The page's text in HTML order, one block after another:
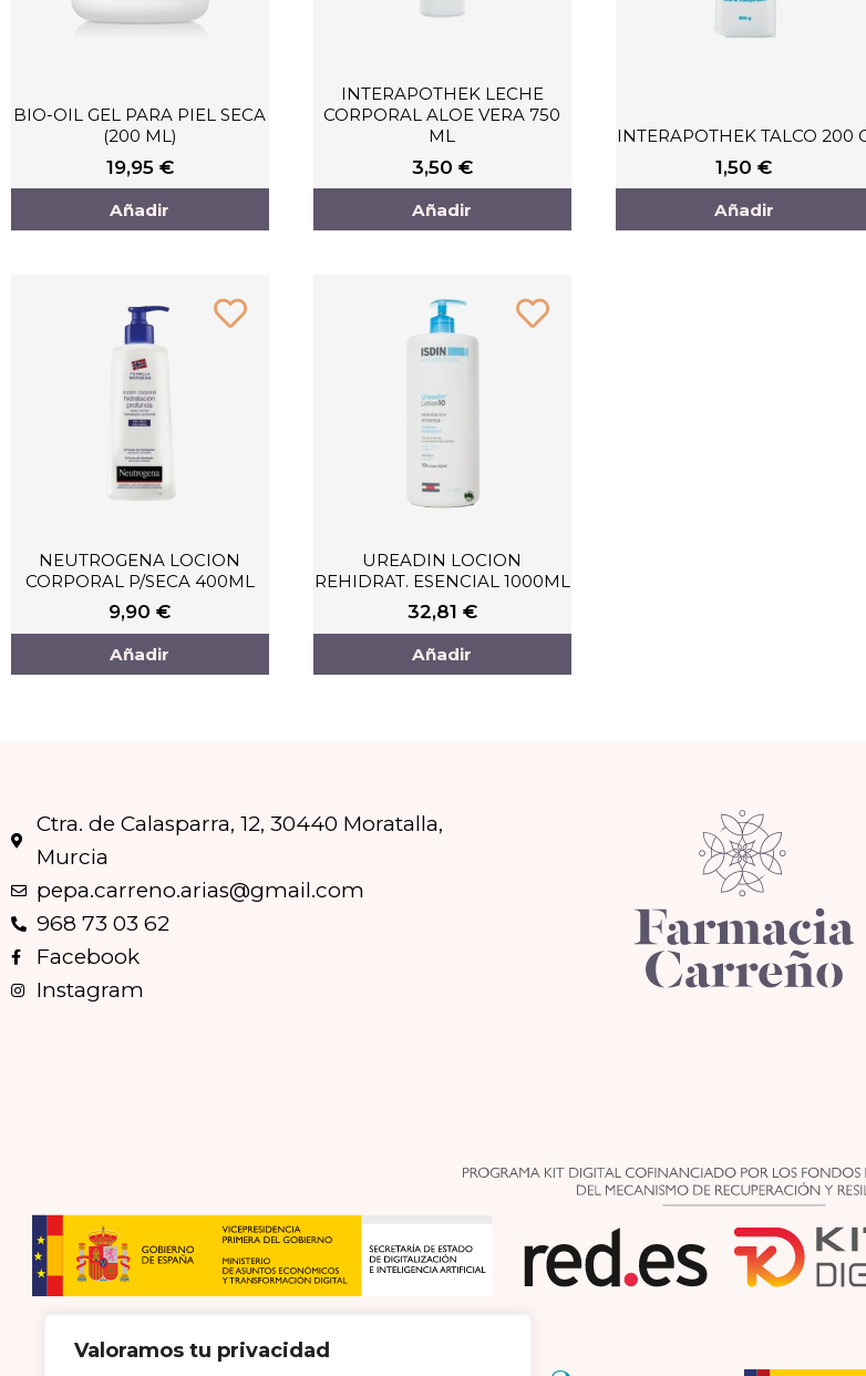
Valoramos tu privacidad
BIO-OIL GEL PARA PIEL SECA
(200 ML)
19,95 €
Añadir
INTERAPOTHEK LECHE
CORPORAL ALOE VERA 750
ML
3,50 €
Añadir
INTERAPOTHEK TALCO 200
1,50€
Añadir
NEUTROGENA LOCION
CORPORAL P/SECA 400ML
9,90€
Añadir
UREADIN LOCION
REHIDRAT. ESENCIAL 1000ML
32,81 €
Añadir
Ctra. de Calasparra, 12, 30440 Moratalla,
Murcia
pepa.carreno.arias@gmail.com
968 73 03 62
Facebook
Instagram